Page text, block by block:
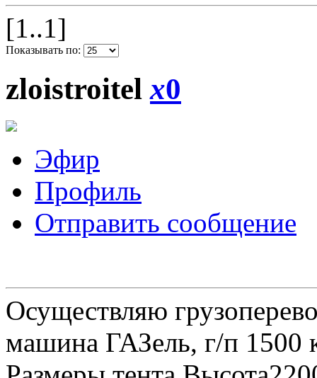
[1..1]
Показывать по:
zloistroitelx0
Эфир
Профиль
Отправить сообщение
Осуществляю
машина ГАЗель, г/п 1500